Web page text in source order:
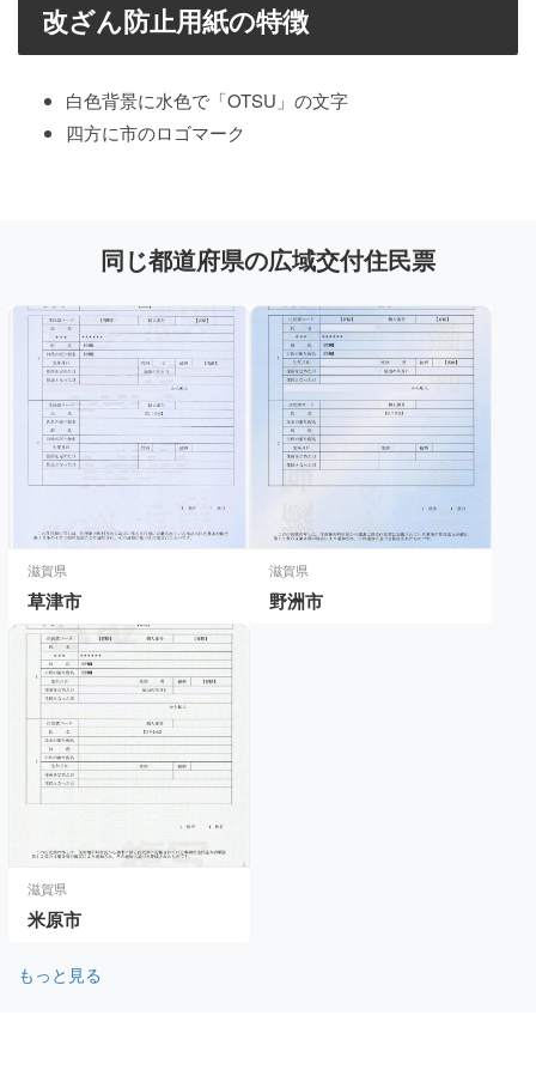
改ざん防止用紙の特徴
白色背景に水色で「OTSU」の文字
四方に市のロゴマーク
同じ都道府県の広域交付住民票
滋賀県
草津市
滋賀県
野洲市
滋賀県
米原市
もっと見る